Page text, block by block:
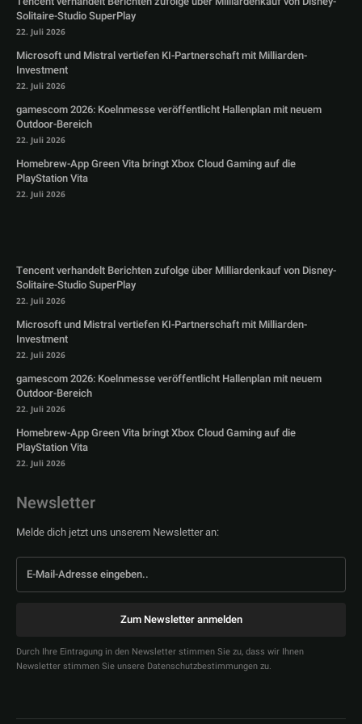
Solitaire-Studio SuperPlay
22. Juli 2026
Microsoft und Mistral vertiefen KI-Partnerschaft mit Milliarden-
Investment
22. Juli 2026
gamescom 2026: Koelnmesse veröffentlicht Hallenplan mit neuem
Outdoor-Bereich
22. Juli 2026
Homebrew-App Green Vita bringt Xbox Cloud Gaming auf die
PlayStation Vita
22. Juli 2026
Tencent verhandelt Berichten zufolge über Milliardenkauf von Disney-
Solitaire-Studio SuperPlay
22. Juli 2026
Microsoft und Mistral vertiefen KI-Partnerschaft mit Milliarden-
Investment
22. Juli 2026
gamescom 2026: Koelnmesse veröffentlicht Hallenplan mit neuem
Outdoor-Bereich
22. Juli 2026
Homebrew-App Green Vita bringt Xbox Cloud Gaming auf die
PlayStation Vita
22. Juli 2026
Newsletter
Melde dich jetzt uns unserem Newsletter an:
Zum Newsletter anmelden
Durch Ihre Eintragung in den Newsletter stimmen Sie zu, dass wir Ihnen
Newsletter stimmen Sie unsere Datenschutzbestimmungen zu.